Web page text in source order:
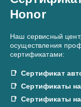
Honor
Наш сервисный
осуществления
сертификатами:
Сертификат
Сертификаты
Сертификаты